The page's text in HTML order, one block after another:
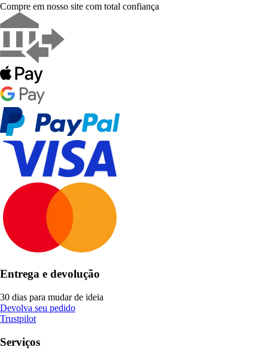
Compre em nosso site com total confiança
Entrega e devolução
30 dias para mudar de ideia
Devolva seu pedido
Trustpilot
Serviços